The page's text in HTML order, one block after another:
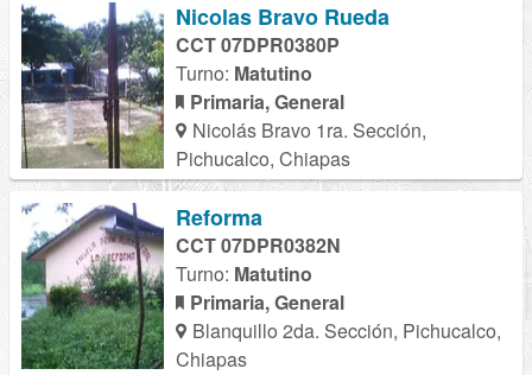
Nicolas Bravo Rueda
CCT 07DPR0380P
Turno: Matutino
Primaria, General
Nicolás Bravo 1ra. Sección,
Pichucalco, Chiapas
Reforma
CCT 07DPR0382N
Turno: Matutino
Primaria, General
Blanquillo 2da. Sección, Pichucalco,
Chiapas